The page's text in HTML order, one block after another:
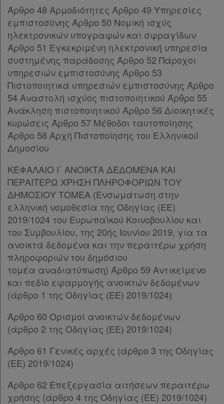
Όροι
χρήσης
Πολιτική
απορρήτου
και
cookies
Απόκτηση
Συνδρομής
Ατομική
συνδρομή
Ομαδικά
πακέτα
Παροχές
σε
συνδρομητές
Ενεργοί
συνδρομητές
Παρ.7
Παρ.8
Παρ.9
Άρθρο 28Β [-]
Παρ.1
Παρ.2
Παρ.3
Παρ.4
Παρ.5
Παρ.6
Παρ.7
Παρ.1
Παρ.2
Παρ.3
Παρ.4
Παρ.5
Παρ.6
Παρ.7
Άρθρο 29 [-]
Παρ.1
Παρ.2
Παρ.3
Παρ.5
Παρ.6
Άρθρο 30 [-]
Παρ.1
Παρ.2
Παρ.3
Παρ.4
Άρθρο 48 Αρμοδιότητες Άρθρο 49 Υπηρεσίες
εμπιστοσύνης Άρθρο 50 Νομική ισχύς
ηλεκτρονικών υπογραφών και σφραγίδων
Άρθρο 51 Εγκεκριμένη ηλεκτρονική υπηρεσία
συστημένης παράδοσης Άρθρο 52 Πάροχοι
υπηρεσιών εμπιστοσύνης Άρθρο 53
Πιστοποιητικά υπηρεσιών εμπιστοσύνης Άρθρο
54 Αναστολή ισχύος πιστοποιητικού Άρθρο 55
Ανάκληση πιστοποιητικού Άρθρο 56 Διοικητικές
κυρώσεις Άρθρο 57 Μέθοδοι ταυτοποίησης
Άρθρο 58 Αρχή Πιστοποίησης του Ελληνικού
Δημοσίου
ΚΕΦΑΛΑΙΟ Ι΄ ΑΝΟΙΚΤΑ ΔΕΔΟΜΕΝΑ ΚΑΙ
ΠΕΡΑΙΤΕΡΩ ΧΡΗΣΗ ΠΛΗΡΟΦΟΡΙΩΝ ΤΟΥ
ΔΗΜΟΣΙΟΥ ΤΟΜΕΑ (Ενσωμάτωση στην
ελληνική νομοθεσία της Οδηγίας (ΕΕ)
2019/1024 του Ευρωπαϊκού Κοινοβουλίου και
του Συμβουλίου, της 20ής Ιουνίου 2019, για τα
ανοικτά δεδομένα και την περαιτέρω χρήση
πληροφοριών του δημόσιου
τομέα αναδιατύπωση) Άρθρο 59 Αντικείμενο
και πεδίο εφαρμογής ανοικτών δεδομένων
(άρθρο 1 της Οδηγίας (ΕΕ) 2019/1024)
Άρθρο 60 Ορισμοί ανοικτών δεδομένων
(άρθρο 2 της Οδηγίας (ΕΕ) 2019/1024)
Άρθρο 61 Γενικές αρχές (άρθρο 3 της Οδηγίας
(ΕΕ) 2019/1024)
Άρθρο 62 Επεξεργασία αιτήσεων περαιτέρω
χρήσης (άρθρο 4 της Οδηγίας (ΕΕ) 2019/1024)